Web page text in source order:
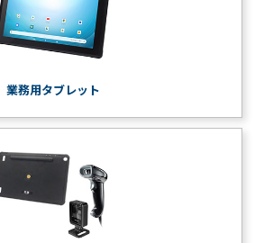
業務用タブレット